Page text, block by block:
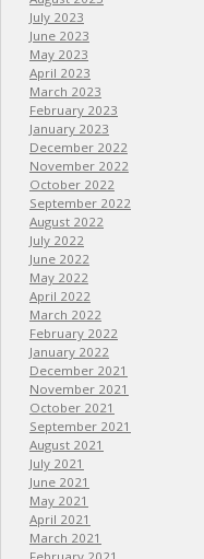
July 2023
June 2023
May 2023
April 2023
March 2023
February 2023
January 2023
December 2022
November 2022
October 2022
September 2022
August 2022
July 2022
June 2022
May 2022
April 2022
March 2022
February 2022
January 2022
December 2021
November 2021
October 2021
September 2021
August 2021
July 2021
June 2021
May 2021
April 2021
March 2021